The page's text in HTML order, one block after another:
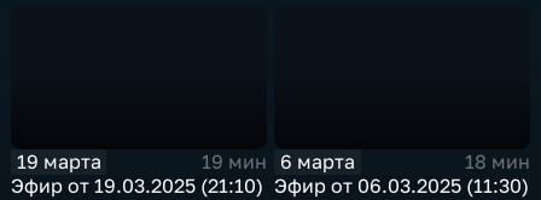
19 марта
19 мин
Эфир от 19.03.2025 (21:10)
6 марта
18 мин
Эфир от 06.03.2025 (11:30)